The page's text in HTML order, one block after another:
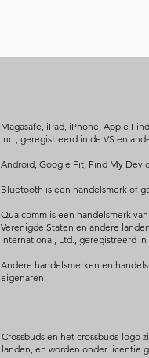
Magasafe, iPad, iPhone, Apple
Inc., geregistreerd in de VS en
Android, Google Fit, Find My
Bluetooth is een handelsmerk of
Qualcomm is een handelsmerk
Verenigde Staten en andere
International, Ltd., geregistreerd
Andere handelsmerken en
eigenaren.
Crossbuds en het crossbuds-logo
landen, en worden onder licentie